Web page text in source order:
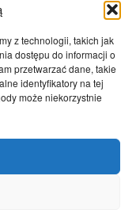
z technologii, takich jak
dostępu do informacji o
przetwarzać dane, takie
identyfikatory na tej
może niekorzystnie
4601
4363
3639
2823